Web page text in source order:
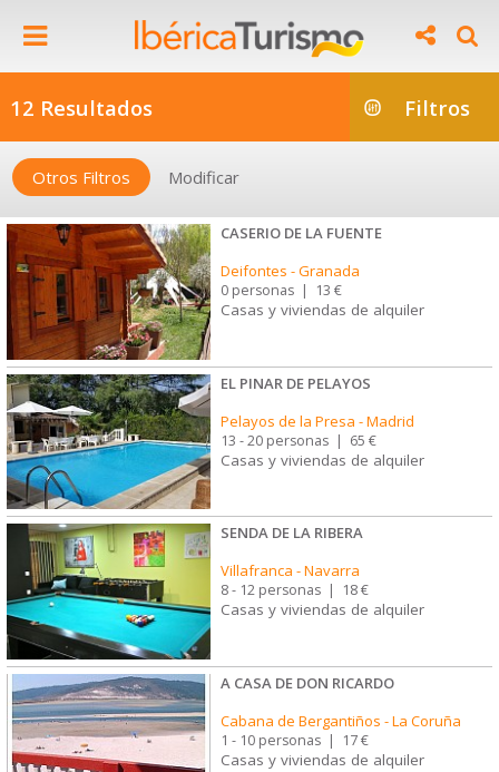
12 Resultados Filtros
Otros Filtros Modificar
CASERIO DE LA FUENTE
Deifontes -Granada
0 personas | 13 €
Casas y viviendas de alquiler
EL PINAR DE PELAYOS
Pelayos de la Presa -Madrid
13 - 20 personas | 65 €
Casas y viviendas de alquiler
SENDA DE LA RIBERA
Villafranca -Navarra
8 - 12 personas 18 €
Casas y viviendas de alquiler
A CASA DE DON RICARDO
Cabana de Bergantiños -La Coruña
1 - 10 personas | 17 €
Casas y viviendas de alquiler